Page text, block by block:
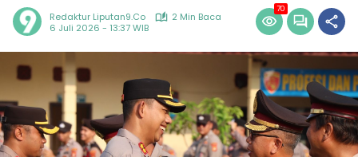
Redaktur Liputan9.co
2 Min Baca
6 Juli 2026 - 13:37 WIB
70